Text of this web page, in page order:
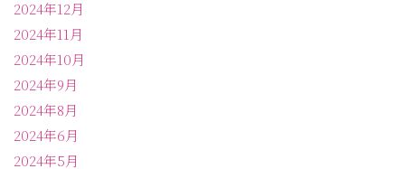
2024年12月
2024年11月
2024年10月
2024年9月
2024年8月
2024年6月
2024年5月